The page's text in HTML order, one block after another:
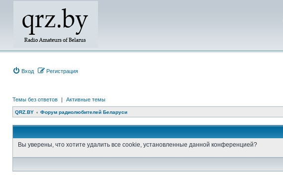
Вход Регистрация
Темы без ответов | Активные темы
QRZ.BY Форум радиолюбителей Беларуси
Вы уверены, что хотите удалить все cookie, установленные данной конференцией?